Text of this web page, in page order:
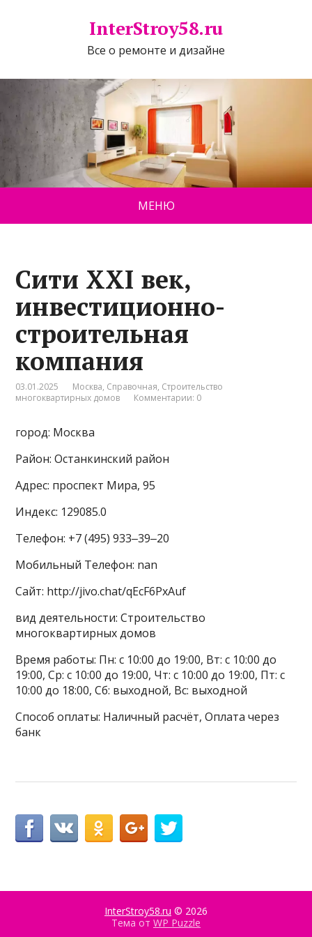
InterStroy58.ru
Все о ремонте и дизайне
МЕНЮ
Сити XXI век,
инвестиционно-
строительная
компания
03.01.2025 Москва, Справочная, Строительство
многоквартирных домов
Комментарии: 0
город: Москва
Район: Останкинский район
Адрес: проспект Мира, 95
Индекс: 129085.0
Телефон: +7 (495) 933‒39‒20
Мобильный Телефон: nan
Сайт: http://jivo.chat/qEcF6PxAuf
вид деятельности: Строительство
многоквартирных домов
Время работы: Пн: с 10:00 до 19:00, Вт: с 10:00 до
19:00, Ср: с 10:00 до 19:00, Чт: с 10:00 до 19:00, Пт: с
10:00 до 18:00, Сб: выходной, Вс: выходной
Способ оплаты: Наличный расчёт, Оплата через
банк
InterStroy58.ru © 2026
Тема от WP Puzzle